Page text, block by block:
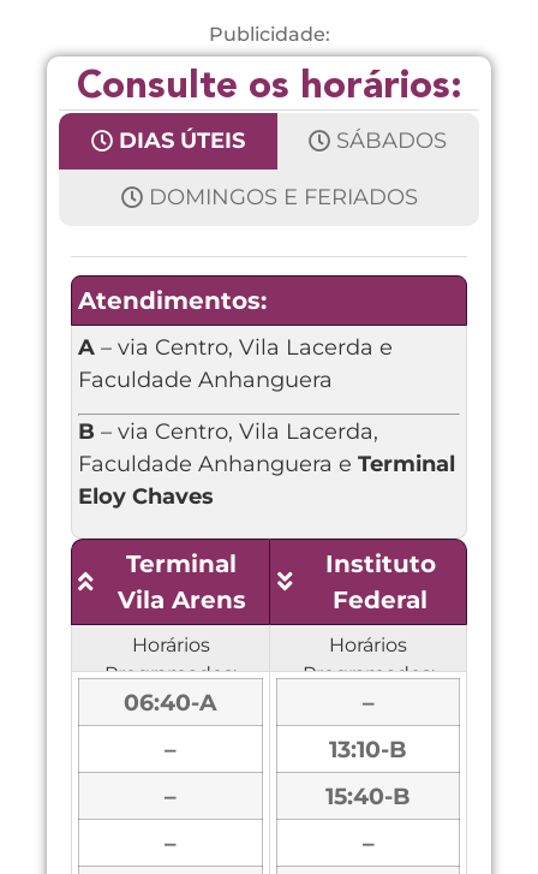
Publicidade:
Consulte os horários:
DIAS ÚTEIS SÁBADOS
DOMINGOS E FERIADOS
Atendimentos:
A – via Centro, Vila Lacerda e
Faculdade Anhanguera
B – via Centro, Vila Lacerda,
Faculdade Anhanguera e Terminal
Eloy Chaves
Terminal
Vila Arens
Instituto
Federal
Horários
Programados:
Horários
Programados:
06:40-A
–
–
–
–
13:10-B
15:40-B
–